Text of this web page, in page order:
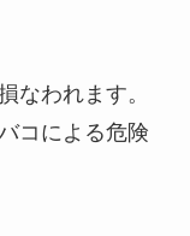
なわれます。
コによる危険